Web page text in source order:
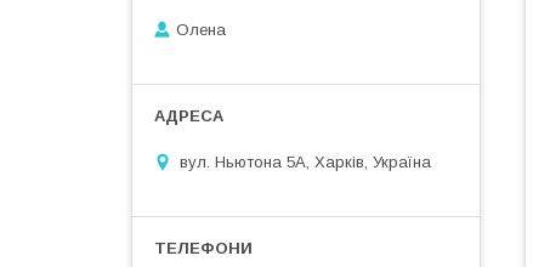
Олена
вул. Ньютона 5А, Харків, Україна